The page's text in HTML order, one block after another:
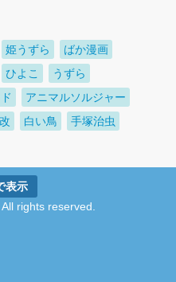
姫うずら
ばか漫画
ひよこ
うずら
アニマルソルジャー
白い鳥
手塚治虫
表示
rights reserved.